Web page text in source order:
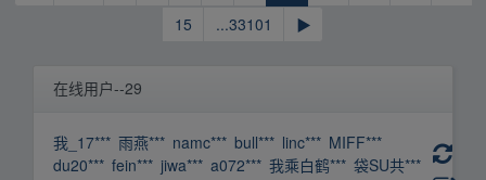
15
...33101 ▶
在线用户--29
我_17*** 雨燕*** namc*** bull*** linc*** MIFF***
du20*** fein*** jiwa*** a072*** 我乘白鹤*** 袋SU共***